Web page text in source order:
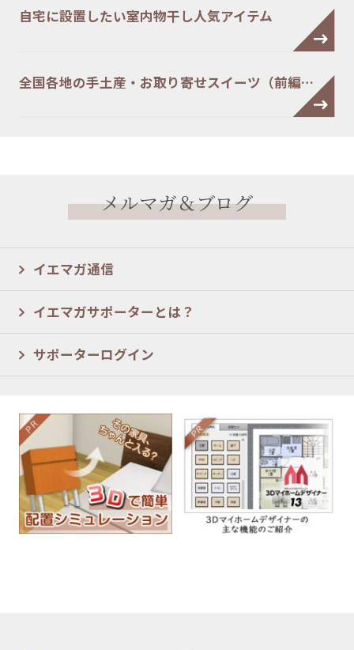
自宅に設置したい室内物干し人気アイテム
全国各地の手土産・お取り寄せスイーツ（前編…
メルマガ＆ブログ
イエマガ通信
イエマガサポーターとは？
サポーターログイン